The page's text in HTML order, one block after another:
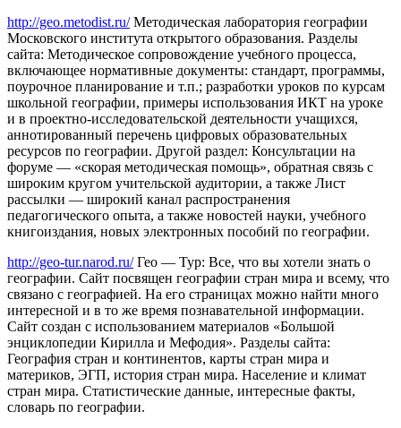
http://geo.metodist.ru/Методическая лаборатория географии
Московского института открытого образования. Разделы
сайта: Методическое сопровождение учебного процесса,
включающее нормативные документы: стандарт, программы,
поурочное планирование и т.п.; разработки уроков по курсам
школьной географии, примеры использования ИКТ на уроке
и в проектно-исследовательской деятельности учащихся,
аннотированный перечень цифровых образовательных
ресурсов по географии. Другой раздел: Консультации на
форуме — «скорая методическая помощь», обратная связь с
широким кругом учительской аудитории, а также Лист
рассылки — широкий канал распространения
педагогического опыта, а также новостей науки, учебного
книгоиздания, новых электронных пособий по географии.
http://geo-tur.narod.ru/Гео — Тур: Все, что вы хотели знать о
географии. Сайт посвящен географии стран мира и всему, что
связано с географией. На его страницах можно найти много
интересной и в то же время познавательной информации.
Сайт создан с использованием материалов «Большой
энциклопедии Кирилла и Мефодия». Разделы сайта:
География стран и континентов, карты стран мира и
материков, ЭГП, история стран мира. Население и климат
стран мира. Статистические данные, интересные факты,
словарь по географии.